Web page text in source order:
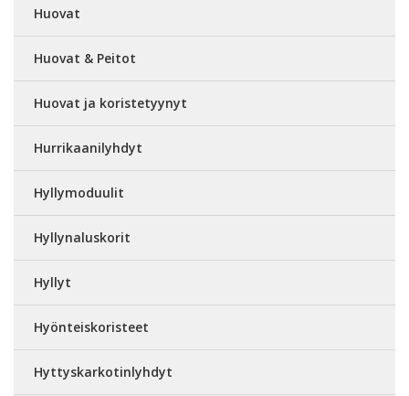
Huovat
Huovat & Peitot
Huovat ja koristetyynyt
Hurrikaanilyhdyt
Hyllymoduulit
Hyllynaluskorit
Hyllyt
Hyönteiskoristeet
Hyttyskarkotinlyhdyt